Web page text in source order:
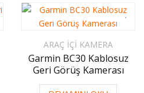
ARAÇ İÇI KAMERA
Garmin BC30 Kablosuz
Geri Görüş Kamerası